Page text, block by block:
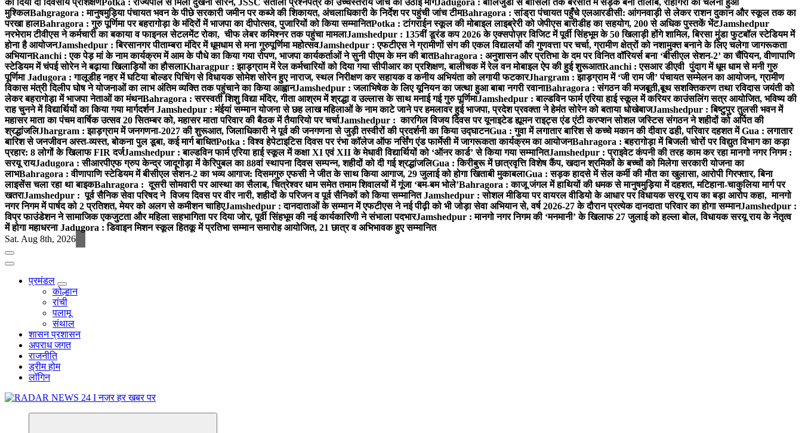
को दिया दो दिवसीय प्रशिक्षणPotka : राज्यपाल से मिलीं दुखनी सोरेन, JSSC संताली प्रश्नपत्र की उच्चस्तरीय जांच की उठाई मांगJadugora : बालिजुडी से बासिला तक बरसात में सड़क बनी तालाब, राहगिरों का चलना हुआ
मुश्किलBahgragora : मानुषमुड़िया पंचायत भवन के पीछे सरकारी जमीन पर कब्जे की शिकायत, अंचलाधिकारी के निर्देश पर पहुंची जांच टीमBahragora : सांड्रा पंचायत पहुँचे एलआरडीसी: आंगनवाड़ी से लेकर राशन दुकान और स्कूल तक का
परखा हालBahragora : गुरु पूर्णिमा पर बहरागोड़ा के मंदिरों में भाजपा का दीपोत्सव, पुजारियों को किया सम्मानितPotka : टांगराईन स्कूल की मोबाइल लाइब्रेरी को जेपीएस बारीडीह का सहयोग, 200 से अधिक पुस्तकें भेंटJamshedpur
नरभेराम टीवीएस ने कर्मचारी का बकाया व फाइनल सेटलमेंट रोका, चीफ लेबर कमिश्नर तक पहुंचा मामलाJamshedpur : 135वीं डूरंड कप 2026 के एक्सपोज़र विजिट में पूर्वी सिंहभूम के 50 खिलाड़ी होंगे शामिल, बिरसा मुंडा फुटबॉल स्टेडियम में
होना है आयोजनJamshedpur : बिरसानगर पीताम्बरा मंदिर में धूमधाम से मना गुरुपूर्णिमा महोत्सवJamshedpur : एफटीएस ने ग्रामीणों संग की एकल विद्यालयों की गुणवत्ता पर चर्चा, ग्रामीण क्षेत्रों को नशामुक्त बनाने के लिए चलेगा जागरूकता
अभियानRanchi : एक पेड़ मां के नाम कार्यक्रम में आम के पौधे का किया गया रोपण, भाजपा कार्यकर्ताओं ने सुनी पीएम के मन की बातBahragora : अनुशासन और प्रतिभा के दम पर विनित वॉरियर्स बना ‘बीसीएल सेशन-2’ का चैंपियन, वीणापाणि
स्टेडियम में चंपई सोरेन ने बढ़ाया खिलाड़ियों का हौसलाKharagpur : झाड़ग्राम में रेल कर्मचारियों को दिया गया सीपीआर का प्रशिक्षण, बालीचक में रेल वन मोबाइल ऐप की हुई शुरूआतRanchi : एसआर डीएवी पुंदाग में धूम धाम से मनी गुरु
पूर्णिमाJadugora : गालूडीह नहर में घटिया बोल्डर पिचिंग से विधायक सोमेश सोरेन हुए नाराज, स्थल निरीक्षण कर सहायक व कनीय अभियंता को लगायी फटकारJhargram : झाड़ग्राम में ‘जी राम जी’ पंचायत सम्मेलन का आयोजन, ग्रामीण
विकास मंत्री दिलीप घोष ने योजनाओं का लाभ अंतिम व्यक्ति तक पहुंचाने का किया आह्वानJamshedpur : जलाभिषेक के लिए यूनियन का जत्था हुआ बाबा नगरी रवानाBahragora : संगठन की मजबूती,बूथ सशक्तिकरण तथा रविदास जयंती को
लेकर बहरागोड़ा में भाजपा नेताओं का मंथनBahragora : सरस्वती शिशु विद्या मंदिर, गीता आश्रम में श्रद्धा व उल्लास के साथ मनाई गई गुरु पूर्णिमाJamshedpur : बाल्डविन फार्म एरिया हाई स्कूल में करियर काउंसलिंग सत्र आयोजित, भविष्य की
राह चुनने में विद्यार्थियों का किया गया मार्गदर्शनJamshedpur : मंईयां सम्मान योजना से छह लाख महिलाओं के नाम काटे जाने पर हमलावर हुई भाजपा, प्रदेश प्रवक्ता ने हेमंत सोरेन को बताया धोखेबाजJamshedpur : बिष्टुपुर तुलसी भवन में
महासर माता का पंचम वार्षिक उत्सव 20 सितम्बर को, महासर माता परिवार की बैठक में तैयारियो पर चर्चाJamshedpur : कारगिल विजय दिवस पर यूनाइटेड ह्यूमन राइट्स एंड एंटी करप्शन सोशल जस्टिस संगठन ने शहीदों को अर्पित की
श्रद्धांजलिJhargram : झाड़ग्राम में जनगणना-2027 की शुरूआत, जिलाधिकारी ने पूर्व की जनगणना से जुड़ी तस्वीरों की प्रदर्शनी का किया उद्घाटनGua : गुवा में लगातार बारिश से कच्चे मकान की दीवार ढही, परिवार दहशत मेंGua : लगातार
बारिश से जनजीवन अस्त-व्यस्त, बोकना पुल डूबा, कई मार्ग बाधितPotka : विश्व हेपेटाइटिस दिवस पर रंभा कॉलेज ऑफ नर्सिंग एंड फार्मेसी में जागरूकता कार्यक्रम का आयोजनBahragora : बहरागोड़ा में बिजली चोरों पर विद्युत विभाग का कड़ा
प्रहार: 8 लोगों के खिलाफ FIR दर्जJamshedpur : बाल्डविन फार्म एरिया हाई स्कूल में कक्षा XI एवं XII के मेधावी विद्यार्थियों को ‘ऑनर कार्ड’ से किया गया सम्मानितJamshedpur : प्राइवेट कंपनी की तरह काम कर रहा मानगो नगर निगम :
सरयू रायJadugora : सीआरपीएफ ग्रुप केन्द्र जादूगोड़ा में केरिपुबल का 88वां स्थापना दिवस सम्पन्न, शहीदों को दी गई श्रद्धांजलिGua : किरीबुरू में छात्रवृत्ति विशेष कैंप, खदान श्रमिकों के बच्चों को मिलेगा सरकारी योजना का
लाभBahragora : वीणापाणि स्टेडियम में बीसीएल सेशन-2 का भव्य आगाज: दिसमगुरु एफसी ने जीत के साथ किया आगाज, 29 जुलाई को होगा खिताबी मुकाबलाGua : सड़क हादसे में सेल कर्मी की मौत का खुलासा, आरोपी गिरफ्तार, बिना
लाइसेंस चला रहा था बाइकBahragora : दूसरी सोमवारी पर आस्था का सैलाब, चित्रेश्वर धाम समेत तमाम शिवालयों में गूंजा ‘बम-बम भोले’Bahragora : काजू जंगल में हाथियों की धमक से मानुषमुड़िया में दहशत, मटिहाना-चाकुलिया मार्ग पर
खतराJamshedpur : पूर्व सैनिक सेवा परिषद ने विजय दिवस पर वीर नारी, शहीदों के परिजन व पूर्व सैनिकों को किया सम्मानितJamshedpur : सोशल मीडिया पर वायरल वीडियो के आधार पर विधायक सरयू राय का बड़ा आरोप कहा, मानगो
नगर निगम में पार्षद को 2 प्रतिशत, मेयर को अलग से कमीशन चाहिएJamshedpur : दानदाताओं के सम्मान में एफटीएस ने नई पीढ़ी को भी जोड़ा सेवा अभियान से, वर्ष 2026-27 के दौरान प्रत्येक दानदाता परिवार का होगा सम्मानJamshedpur :
विप्र फाउंडेशन ने सामाजिक एकजुटता और महिला सहभागिता पर दिया जोर, पूर्वी सिंहभूम की नई कार्यकारिणी ने संभाला पदभारJamshedpur : मानगो नगर निगम की ‘मनमानी’ के खिलाफ 27 जुलाई को हल्ला बोल, विधायक सरयू राय के नेतृत्व
में होगा महाधरनाJadugora : डिवाइन मिशन स्कूल हितकू में प्रतिभा सम्मान समारोह आयोजित, 21 छात्र व अभिभावक हुए सम्मानित
Sat. Aug 8th, 2026
प्रमंडल
कोल्हान
रांची
पलामू
संथाल
शासन प्रशासन
अपराध जगत
राजनीति
ड्रीम होम
लॉगिन